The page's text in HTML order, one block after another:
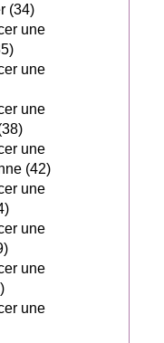
(34)
une
une
une
une
(42)
une
une
une
une